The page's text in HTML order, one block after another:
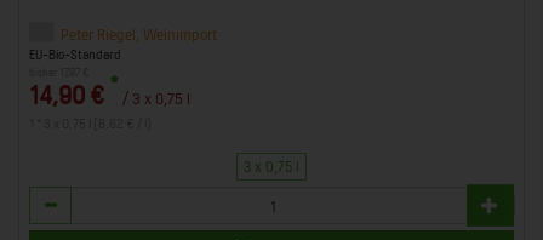
Peter Riegel, Weinimport
EU-Bio-Standard
14,90 € * / 3 x 0,75 l
3 x 0,75 l
Anzahl